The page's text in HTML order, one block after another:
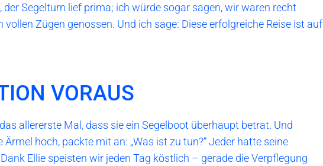
Segelturn lief prima; ich würde sogar sagen, wir waren recht
Zügen genossen. Und ich sage: Diese erfolgreiche Reise ist auf
VORAUS
allererste Mal, dass sie ein Segelboot überhaupt betrat. Und
hoch, packte mit an: „Was ist zu tun?“ Jeder hatte seine
Ellie speisten wir jeden Tag köstlich – gerade die Verpflegung